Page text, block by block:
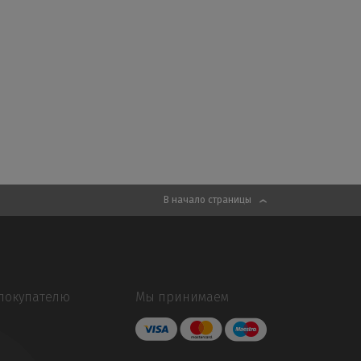
В начало страницы
Мы принимаем